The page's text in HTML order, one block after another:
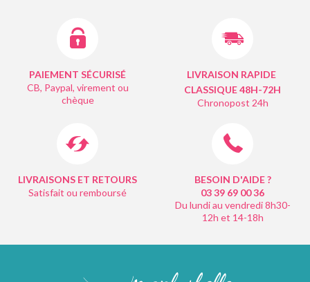
PAIEMENT SÉCURISÉ
CB, Paypal, virement ou
chèque
LIVRAISON RAPIDE
CLASSIQUE 48H-72H
Chronopost 24h
LIVRAISONS ET RETOURS
Satisfait ou remboursé
BESOIN D'AIDE ?
03 39 69 0036
Du lundi au vendredi 8h30-
12h et 14-18h